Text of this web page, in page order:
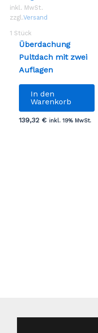
inkl. MwSt.
zzgl.Versand
1 Stück
Überdachung
Pultdach mit zwei
Auflagen
In den
Warenkorb
139,32€ inkl. 19% MwSt.